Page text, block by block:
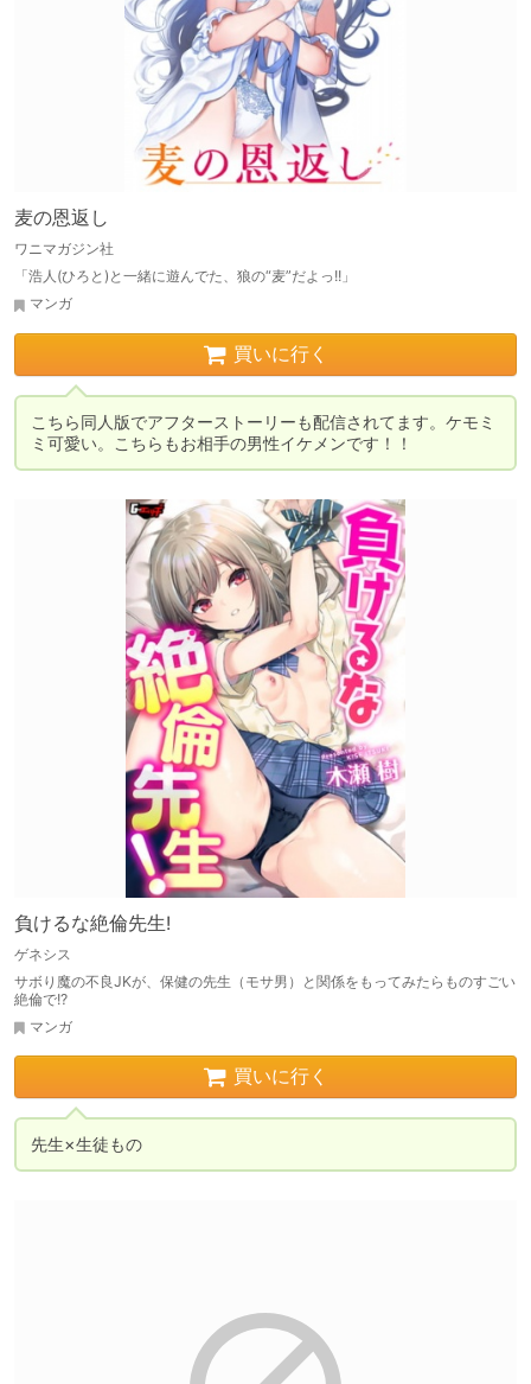
麦の恩返し
ワニマガジン社
「浩人(ひろと)と一緒に遊んでた、狼の“麦”だよっ!!」
マンガ
買いに行く
こちら同人版でアフターストーリーも配信されてます。ケモミ
ミ可愛い。こちらもお相手の男性イケメンです！！
負けるな絶倫先生!
ゲネシス
サボり魔の不良JKが、保健の先生（モサ男）と関係をもってみたらものすごい
絶倫で!?
マンガ
買いに行く
先生×生徒もの